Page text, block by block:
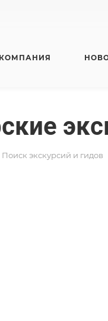
КОМПАНИЯ
Поиск экскурсий и гидов